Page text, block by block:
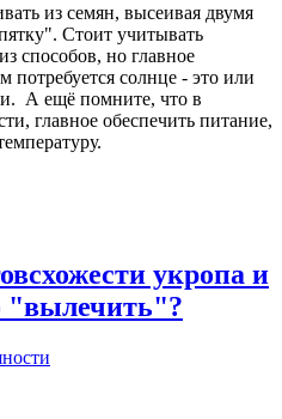
из семян, высеивая двумя
Стоит учитывать
способов, но главное
потребуется солнце - это или
А ещё помните, что в
главное обеспечить питание,
укропа и
"вылечить"?